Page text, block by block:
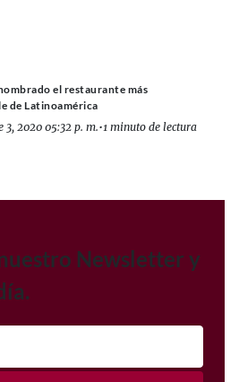
el restaurante más
de Latinoamérica
3, 2020 05:32 p. m.•1 minuto de lectura
Newsletter y